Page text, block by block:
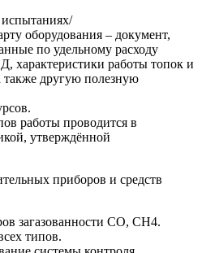
оборудования – документ,
по удельному расходу
характеристики работы топок и
также другую полезную
работы проводится в
утверждённой
приборов и средств
загазованности CO, CH4.
типов.